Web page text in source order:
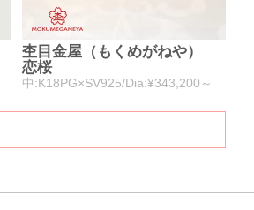
杢目金屋（もくめがねや）
恋桜
中:K18PG×SV925/Dia:¥343,200～